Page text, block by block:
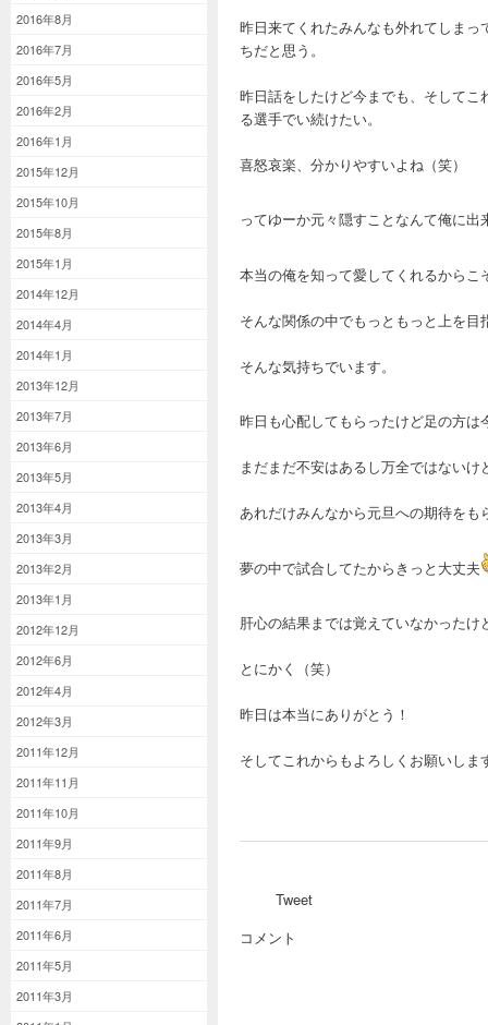
2016年8月
2016年7月
2016年5月
2016年2月
2016年1月
2015年12月
2015年10月
2015年8月
2015年1月
2014年12月
2014年4月
2014年1月
2013年12月
2013年7月
2013年6月
2013年5月
2013年4月
2013年3月
2013年2月
2013年1月
2012年12月
2012年6月
2012年4月
2012年3月
2011年12月
2011年11月
2011年10月
2011年9月
2011年8月
2011年7月
2011年6月
2011年5月
2011年3月
昨日来てくれたみんなも外れてしま
ちだと思う。
昨日話をしたけど今までも、そして
る選手でい続けたい。
喜怒哀楽、分かりやすいよね（笑）
ってゆーか元々隠すことなんて俺に出
本当の俺を知って愛してくれるから
そんな関係の中でもっともっと上を目
そんな気持ちでいます。
昨日も心配してもらったけど足の方
まだまだ不安はあるし万全ではない
あれだけみんなから元旦への期待を
夢の中で試合してたからきっと大丈夫
肝心の結果までは覚えていなかったけ
とにかく（笑）
昨日は本当にありがとう！
そしてこれからもよろしくお願いしま
Tweet
コメント